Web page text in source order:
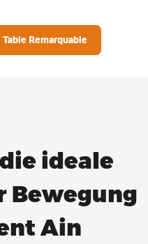
Remarquable
ideale
Bewegung
Ain